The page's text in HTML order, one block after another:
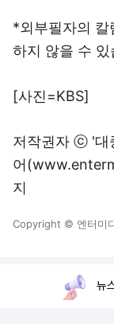
*외부필자의 칼
하지 않을 수 있
[사진=KBS]
저작권자 ⓒ '대
어
지
Copyright © 엔터미
뉴